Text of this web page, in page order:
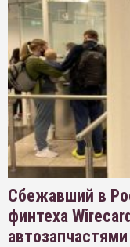
Сбежавший в
финтеха
автозапчастями